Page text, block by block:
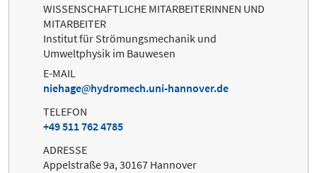
WISSENSCHAFTLICHE MITARBEITERINNEN UND
MITARBEITER
Institut für Strömungsmechanik und
Umweltphysik im Bauwesen
E-MAIL
niehage
hydromech.uni-hannover.de
TELEFON
+49 511 762 4785
ADRESSE
Appelstraße 9a, 30167 Hannover